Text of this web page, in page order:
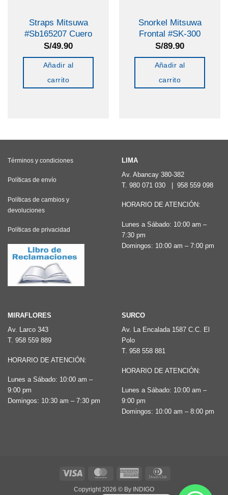
Straps Mitsuwa
#Sb165207 Cuero
S/49.90
Añadir al
carrito
Snorkel Mitsuwa
Frontal #SK-300
S/89.90
Añadir al
carrito
Términos y condiciones
Políticas de envío
Políticas de cambios y
devoluciones
Políticas de privacidad
LIMA
Av. Abancay 380-382
T. 980 071 030 | 958 559 098
HORARIO DE ATENCIÓN:
Lunes a Sábado: 10:00 am –
7:30 pm
Domingos: 10:00 am – 7:00 pm
MIRAFLORES
Av. Larco 343
T. 958 559 889
HORARIO DE ATENCIÓN:
Lunes a Sábado: 10:00 am –
9:00 pm
Domingos: 10:30 am – 7:30 pm
SURCO
Av. La Encalada 1587 C.C. El
Polo
T. 958 558 881
HORARIO DE ATENCIÓN:
Lunes a Sábado: 10:00 am –
9:00 pm
Domingos: 10:00 am – 8:00 pm
Visa MasterCard American
Copyright 2026 © By INDIGO